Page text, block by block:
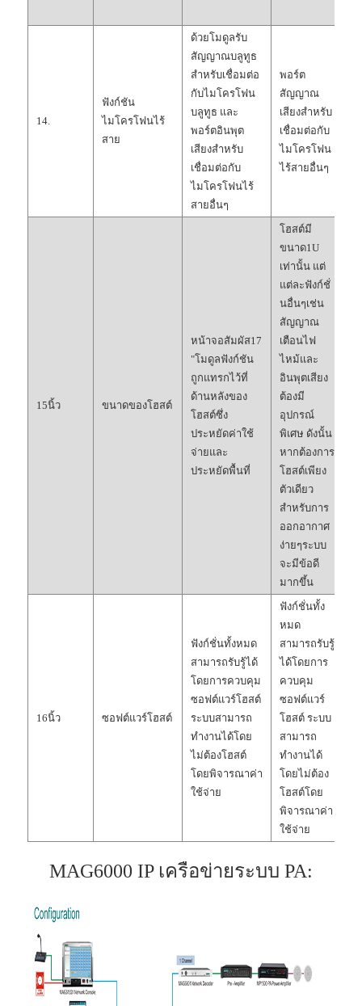
14.
ฟังก์ชัน
ไมโครโฟนไร้
สาย
ด้วยโมดูลรับ
สัญญาณบลูทูธ
สำหรับเชื่อมต่อ
กับไมโครโฟน
บลูทูธ และ
พอร์ตอินพุต
เสียงสำหรับ
เชื่อมต่อกับ
ไมโครโฟนไร้
สายอื่นๆ
พอร์ต
สัญญาณ
เสียงสำหรับ
เชื่อมต่อกับ
ไมโครโฟน
ไร้สายอื่นๆ
15นิ้ว ขนาดของโฮสต์
หน้าจอสัมผัส17
"โมดูลฟังก์ชัน
ถูกแทรกไว้ที่
ด้านหลังของ
โฮสต์ซึ่ง
ประหยัดค่าใช้
จ่ายและ
ประหยัดพื้นที่
โฮสต์มี
ขนาด1U
เท่านั้น แต่
แต่ละฟังก์ชั่
นอื่นๆเช่น
สัญญาณ
เตือนไฟ
ไหม้และ
อินพุตเสียง
ต้องมี
อุปกรณ์
พิเศษ ดังนั้น
หากต้องการ
โฮสต์เพียง
ตัวเดียว
สำหรับการ
ออกอากาศ
ง่ายๆระบบ
จะมีข้อดี
มากขึ้น
16นิ้ว ซอฟต์แวร์โฮสต์
ฟังก์ชั่นทั้งหมด
สามารถรับรู้ได้
โดยการควบคุม
ซอฟต์แวร์โฮสต์
ระบบสามารถ
ทำงานได้โดย
ไม่ต้องโฮสต์
โดยพิจารณาค่า
ใช้จ่าย
ฟังก์ชั่นทั้ง
หมด
สามารถรับรู้
ได้โดยการ
ควบคุม
ซอฟต์แวร์
โฮสต์ ระบบ
สามารถ
ทำงานได้
โดยไม่ต้อง
โฮสต์โดย
พิจารณาค่า
ใช้จ่าย
MAG6000 IP เครือข่ายระบบ PA: